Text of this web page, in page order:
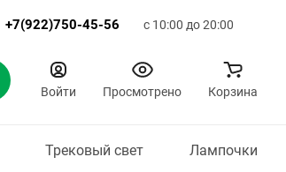
+7(922)750-45-56 с 10:00 до 20:00
Войти Просмотрено Корзина
Трековый свет Лампочки